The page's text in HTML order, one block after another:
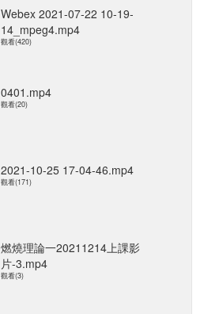
Webex 2021-07-22 10-19-
14_mpeg4.mp4
觀看(420)
0401.mp4
觀看(20)
2021-10-25 17-04-46.mp4
觀看(171)
燃燒理論一20211214上課影
片-3.mp4
觀看(3)